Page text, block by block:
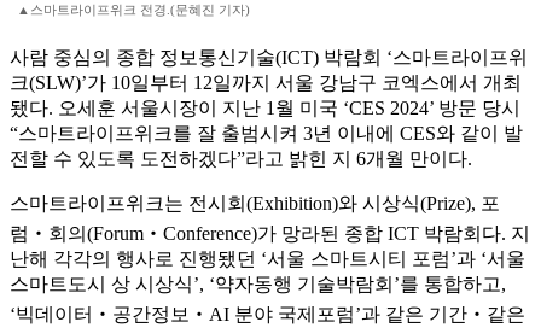
▲스마트라이프위크 전경.(문혜진 기자)
사람 중심의 종합 정보통신기술(ICT) 박람회 ‘스마트라이프위
크(SLW)’가 10일부터 12일까지 서울 강남구 코엑스에서 개최
됐다. 오세훈 서울시장이 지난 1월 미국 ‘CES 2024’ 방문 당시
“스마트라이프위크를 잘 출범시켜 3년 이내에 CES와 같이 발
전할 수 있도록 도전하겠다”라고 밝힌 지 6개월 만이다.
스마트라이프위크는 전시회(Exhibition)와 시상식(Prize), 포
럼‧회의(Forum‧Conference)가 망라된 종합 ICT 박람회다. 지
난해 각각의 행사로 진행됐던 ‘서울 스마트시티 포럼’과 ‘서울
스마트도시 상 시상식’, ‘약자동행 기술박람회’를 통합하고,
‘빅데이터‧공간정보‧AI 분야 국제포럼’과 같은 기간‧같은